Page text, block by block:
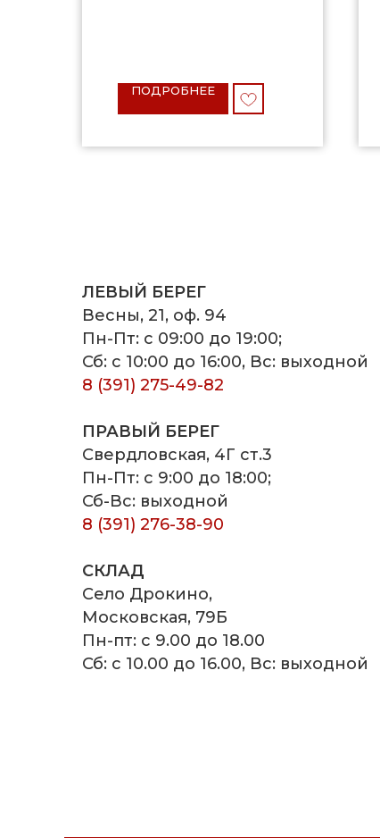
ПОДРОБНЕЕ
ЛЕВЫЙ БЕРЕГ
Весны, 21, оф. 94
Пн-Пт: с 09:00 до 19:00;
Сб: с 10:00 до 16:00, Вс: выходной
8 (391) 275-49-82
ПРАВЫЙ БЕРЕГ
Свердловская, 4Г ст.3
Пн-Пт: с 9:00 до 18:00;
Сб-Вс: выходной
8 (391) 276-38-90
СКЛАД
Село Дрокино,
Московская, 79Б
Пн-пт: с 9.00 до 18.00
Сб: с 10.00 до 16.00, Вс: выходной